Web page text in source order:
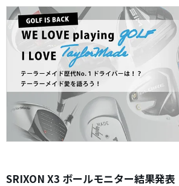
SRIXON X3 ボールモニター結果発